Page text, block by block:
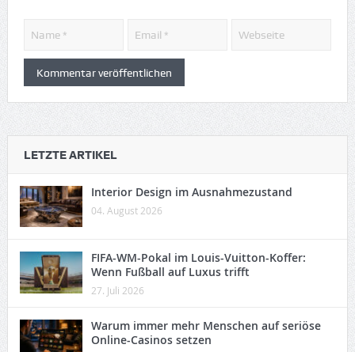
LETZTE ARTIKEL
Interior Design im Ausnahmezustand
04. August 2026
FIFA-WM-Pokal im Louis-Vuitton-Koffer:
Wenn Fußball auf Luxus trifft
27. Juli 2026
Warum immer mehr Menschen auf seriöse
Online-Casinos setzen